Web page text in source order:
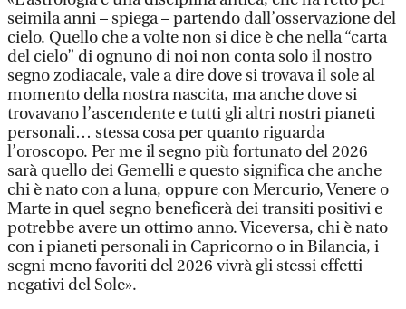
seimila anni – spiega – partendo dall’osservazione del
cielo. Quello che a volte non si dice è che nella “carta
del cielo” di ognuno di noi non conta solo il nostro
segno zodiacale, vale a dire dove si trovava il sole al
momento della nostra nascita, ma anche dove si
trovavano l’ascendente e tutti gli altri nostri pianeti
personali… stessa cosa per quanto riguarda
l’oroscopo. Per me il segno più fortunato del 2026
sarà quello dei Gemelli e questo significa che anche
chi è nato con a luna, oppure con Mercurio, Venere o
Marte in quel segno beneficerà dei transiti positivi e
potrebbe avere un ottimo anno. Viceversa, chi è nato
con i pianeti personali in Capricorno o in Bilancia, i
segni meno favoriti del 2026 vivrà gli stessi effetti
negativi del Sole».